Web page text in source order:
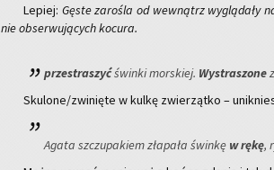
Le­piej: Gęste za­ro­śla od we­wnątrz wy­glą­da­ły
nie ob­ser­wu­ją­cych ko­cu­ra.
prze­stra­szyćświn­ki mor­skiej. Wy­stra­szo­ne
Sku­lo­ne/zwi­nię­te w kulkę zwie­rząt­ko –
Agata szczu­pa­kiem zła­pa­ła świn­kę w rękę,